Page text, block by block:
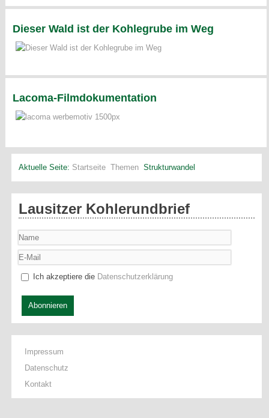
Dieser Wald ist der Kohlegrube im Weg
Lacoma-Filmdokumentation
Aktuelle Seite: Startseite Themen Strukturwandel
Lausitzer Kohlerundbrief
Ich akzeptiere die Datenschutzerklärung
Abonnieren
Impressum
Datenschutz
Kontakt